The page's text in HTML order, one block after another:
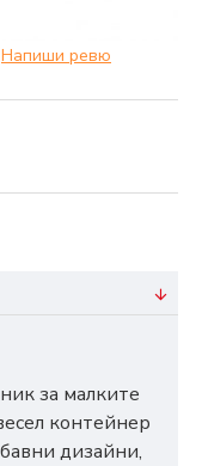
Напиши ревю
за малките
контейнер
дизайни,